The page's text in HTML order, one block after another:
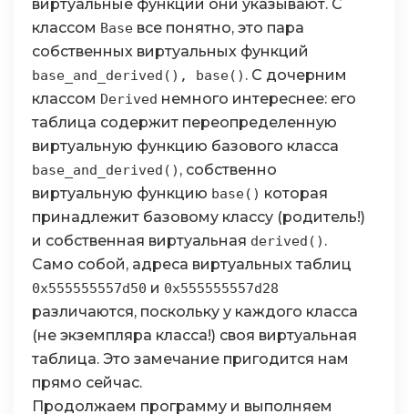
виртуальные функции они указывают. С
классом Base все понятно, это пара
собственных виртуальных функций
base_and_derived(), base() . С дочерним
классом Derived немного интереснее: его
таблица содержит переопределенную
виртуальную функцию базового класса
base_and_derived() , собственно
виртуальную функцию base() которая
принадлежит базовому классу (родитель!)
и собственная виртуальная derived() .
Само собой, адреса виртуальных таблиц
0x555555557d50 и 0x555555557d28
различаются, поскольку у каждого класса
(не экземпляра класса!) своя виртуальная
таблица. Это замечание пригодится нам
прямо сейчас.
Продолжаем программу и выполняем